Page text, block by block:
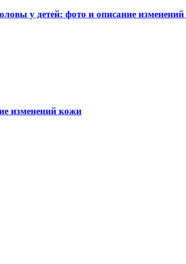
у детей: фото и описание
изменений кожи